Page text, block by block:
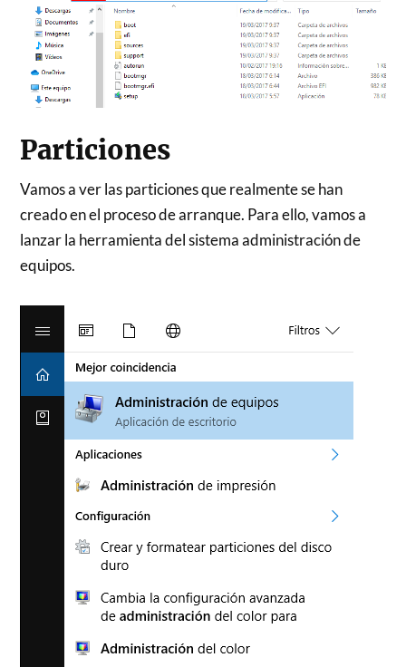
Particiones
Vamos a ver las particiones que realmente se han
creado en el proceso de arranque. Para ello, vamos a
lanzar la herramienta del sistema administración de
equipos.